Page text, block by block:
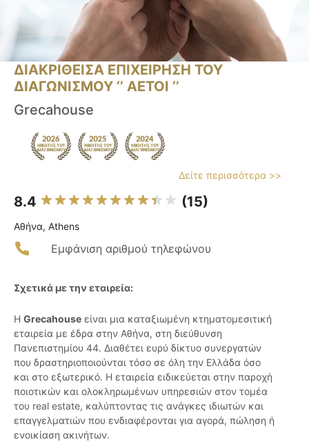
ΔΙΑΚΡΙΘΕΙΣΑ ΕΠΙΧΕΙΡΗΣΗ ΤΟΥ
ΔΙΑΓΩΝΙΣΜΟΥ ‘’ ΑΕΤΟΙ ‘’
Grecahouse
Δείτε περισσότερα >>
8.4 (15)
Αθήνα, Athens
Εμφάνιση αριθμού τηλεφώνου
Σχετικά με την εταιρεία:
Η Grecahouse είναι μια καταξιωμένη κτηματομεσιτική
εταιρεία με έδρα στην Αθήνα, στη διεύθυνση
Πανεπιστημίου 44. Διαθέτει ευρύ δίκτυο συνεργατών
που δραστηριοποιούνται τόσο σε όλη την Ελλάδα όσο
και στο εξωτερικό. Η εταιρεία ειδικεύεται στην παροχή
ποιοτικών και ολοκληρωμένων υπηρεσιών στον τομέα
του real estate, καλύπτοντας τις ανάγκες ιδιωτών και
επαγγελματιών που ενδιαφέρονται για αγορά, πώληση ή
ενοικίαση ακινήτων.